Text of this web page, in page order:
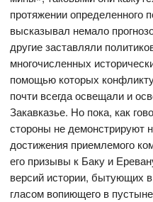
протяжении определенного
высказывал немало
другие заставляли
многочисленных
помощью которых
почти всегда освещали и
Закавказье. Но пока, как
стороны не демонстрируют
достижения приемлемого
его призывы к Баку и
версий истории, бытующих
гласом вопиющего в